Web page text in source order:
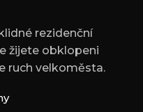
rezidenční
žijete obklopeni
ruch velkoměsta.